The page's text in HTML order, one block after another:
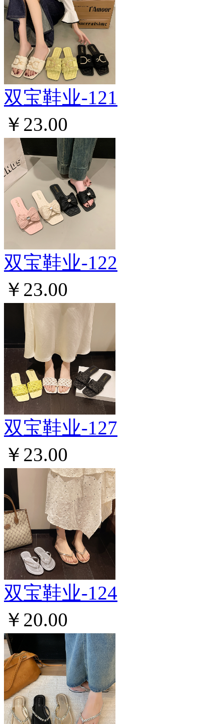
双宝鞋业-121
￥23.00
双宝鞋业-122
￥23.00
双宝鞋业-127
￥23.00
双宝鞋业-124
￥20.00